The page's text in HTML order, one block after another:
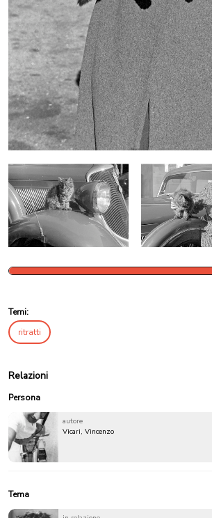
Temi:
ritratti
Relazioni
Persona
autore
Vicari, Vincenzo
Tema